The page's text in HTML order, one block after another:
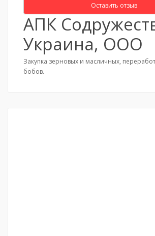
Оставить отзыв
АПК
Украина, ООО
Закупка зерновых и масличных,
бобов.